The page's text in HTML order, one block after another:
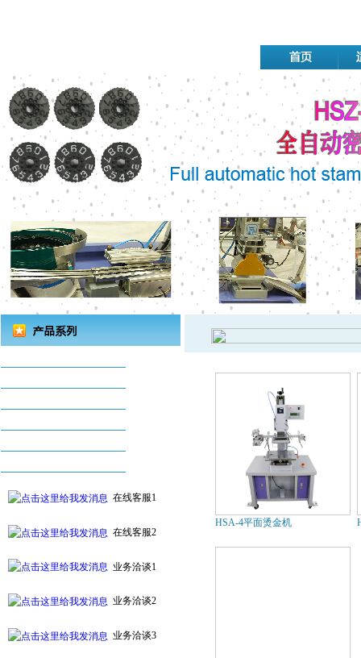
在线客服1
在线客服2
业务洽谈1
业务洽谈2
业务洽谈3
HSA-4平面烫金机